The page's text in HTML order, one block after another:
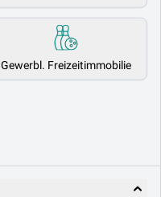
Gewerbl. Freizeitimmobilie